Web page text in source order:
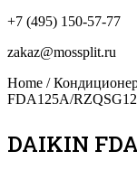
+7 (495) 150-57-77
zakaz@mossplit.ru
Home /
FDA125A/
DAIKIN